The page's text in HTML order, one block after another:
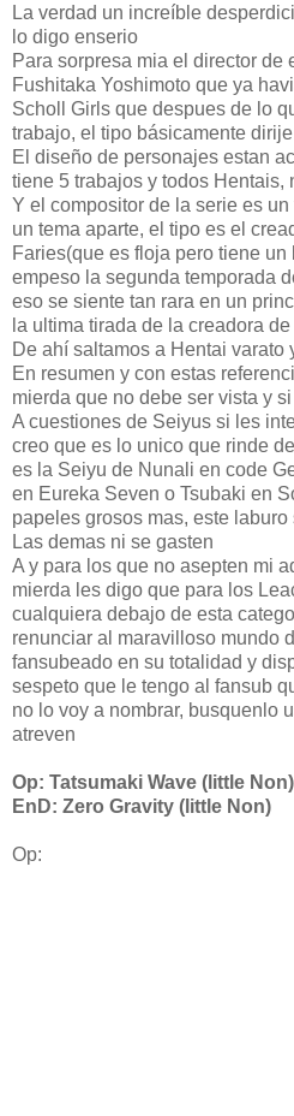
La verdad un increíble
lo digo enserio
Para sorpresa mia el director de
Fushitaka Yoshimoto que ya
Scholl Girls que despues de lo
trabajo, el tipo básicamente
El diseño de personajes estan
tiene 5 trabajos y todos Hentais,
Y el compositor de la serie es
un tema aparte, el tipo es el
Faries(que es floja pero tiene
empeso la segunda temporada
eso se siente tan rara en un
la ultima tirada de la creadora
De ahí saltamos a Hentai varato
En resumen y con estas
mierda que no debe ser vista y
A cuestiones de Seiyus si les
creo que es lo unico que rinde
es la Seiyu de Nunali en code
en Eureka Seven o Tsubaki en
papeles grosos mas, este
Las demas ni se gasten
A y para los que no asepten mi
mierda les digo que para los
cualquiera debajo de esta
renunciar al maravilloso mundo
fansubeado en su totalidad y
sespeto que le tengo al fansub
no lo voy a nombrar, busquenlo
atreven
Op: Tatsumaki Wave (little
EnD: Zero Gravity (little Non)
Op: